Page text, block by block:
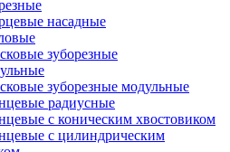
насадные
зуборезные
зуборезные модульные
радиусные
с коническим хвостовиком
с цилиндрическим